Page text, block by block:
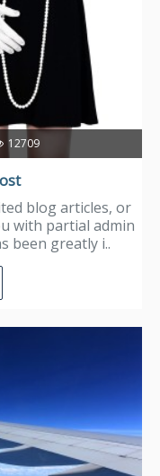
12709
blog articles, or
with partial admin
been greatly i..